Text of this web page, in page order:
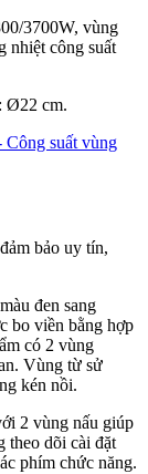
3700W, vùng
nhiệt công suất
Ø22 cm.
bảo uy tín,
đen sang
bo viền bằng hợp
có 2 vùng
Vùng từ sử
kén nồi.
2 vùng nấu giúp
theo dõi cài đặt
phím chức năng.